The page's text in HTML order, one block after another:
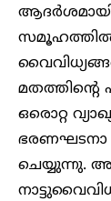
സമൂഹത്തിൽ
ഒരൊറ്റ
ഭരണഘടനാ
ചെയ്യുന്നു.